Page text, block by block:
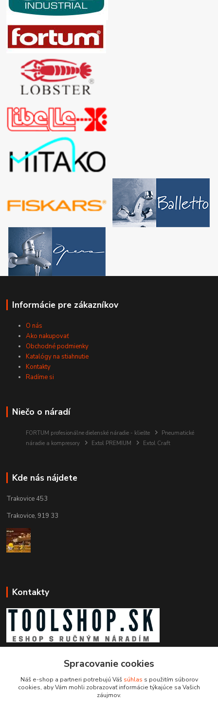
Informácie pre zákazníkov
O nás
Ako nakupovať
Obchodné podmienky
Katalógy na stiahnutie
Kontakty
Radíme si
Niečo o náradí
FORTUM profesionálne dielenské náradie - kliešte
Pneumatické
náradie a kompresory
Extol PREMIUM Extol Craft
Kde nás nájdete
Trakovice 453
Trakovice, 919 33
Kontakty
+421 903 204 273
info@toolshop.sk
Spracovanie cookies
Náš e-shop a partneri potrebujú Váš súhlas s použitím súborov
cookies, aby Vám mohli zobrazovať informácie týkajúce sa Vašich
záujmov.